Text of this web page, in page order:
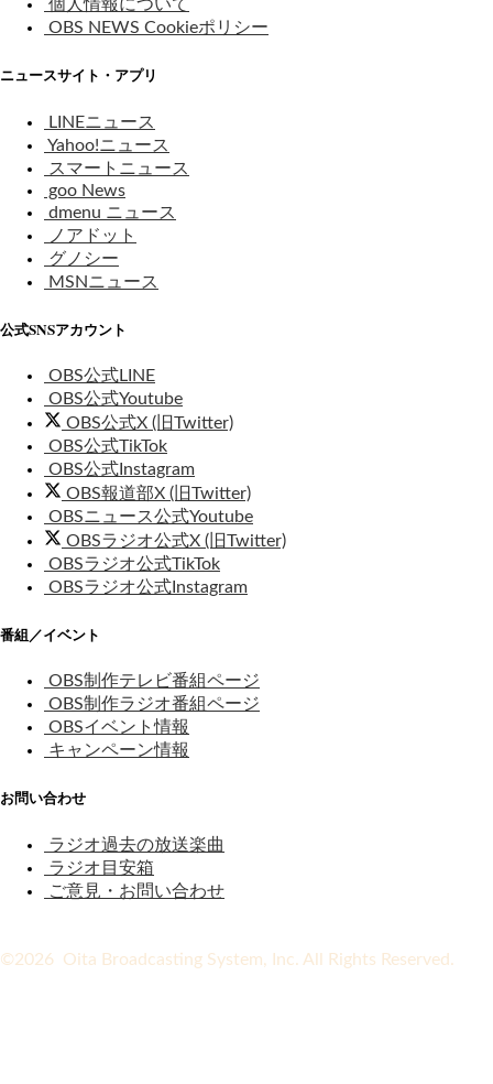
個人情報について
OBS NEWS Cookieポリシー
ニュースサイト・アプリ
LINEニュース
Yahoo!ニュース
スマートニュース
goo News
dmenu ニュース
ノアドット
グノシー
MSNニュース
公式SNSアカウント
OBS公式LINE
OBS公式Youtube
OBS公式X (旧Twitter)
OBS公式TikTok
OBS公式Instagram
OBS報道部X (旧Twitter)
OBSニュース公式Youtube
OBSラジオ公式X (旧Twitter)
OBSラジオ公式TikTok
OBSラジオ公式Instagram
番組／イベント
OBS制作テレビ番組ページ
OBS制作ラジオ番組ページ
OBSイベント情報
キャンペーン情報
お問い合わせ
ラジオ過去の放送楽曲
ラジオ目安箱
ご意見・お問い合わせ
©2026 Oita Broadcasting System, Inc. All Rights Reserved.